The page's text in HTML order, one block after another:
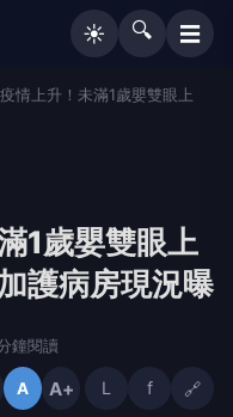
☀️ 🔍 ☰
情上升！未滿1歲嬰雙眼上
1歲嬰雙眼上
護病房現況曝
鐘閱讀
A A+ L f 🔗